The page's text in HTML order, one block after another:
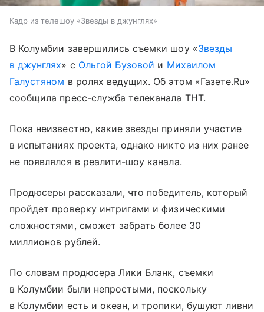
Кадр из телешоу «Звезды в джунглях»
В Колумбии завершились съемки шоу «Звезды
в джунглях» с Ольгой Бузовой и Михаилом
Галустяном в ролях ведущих. Об этом «Газете.Ru»
сообщила пресс-служба телеканала ТНТ.
Пока неизвестно, какие звезды приняли участие
в испытаниях проекта, однако никто из них ранее
не появлялся в реалити-шоу канала.
Продюсеры рассказали, что победитель, который
пройдет проверку интригами и физическими
сложностями, сможет забрать более 30
миллионов рублей.
По словам продюсера Лики Бланк, съемки
в Колумбии были непростыми, поскольку
в Колумбии есть и океан, и тропики, бушуют ливни